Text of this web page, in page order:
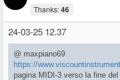
Thanks:46
24-03-25 12.37
@ maxpiano69
https://
pagina MIDI-3 verso la fine